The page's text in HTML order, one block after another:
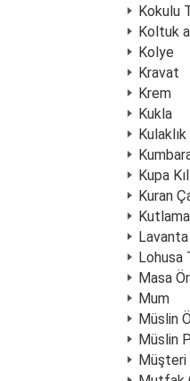
Kokulu
Koltuk
Kolye
Kravat
Krem
Kukla
Kulaklık
Kupa
Kuran
Kutlama
Lohusa
Masa
Mum
Müslin
Müslin
Müşteri